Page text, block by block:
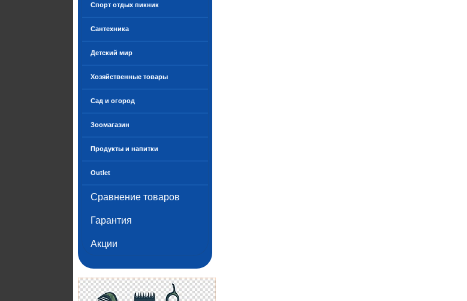
Спорт отдых пикник
Сантехника
Детский мир
Хозяйственные товары
Сад и огород
Зоомагазин
Продукты и напитки
Outlet
Сравнение товаров
Гарантия
Акции